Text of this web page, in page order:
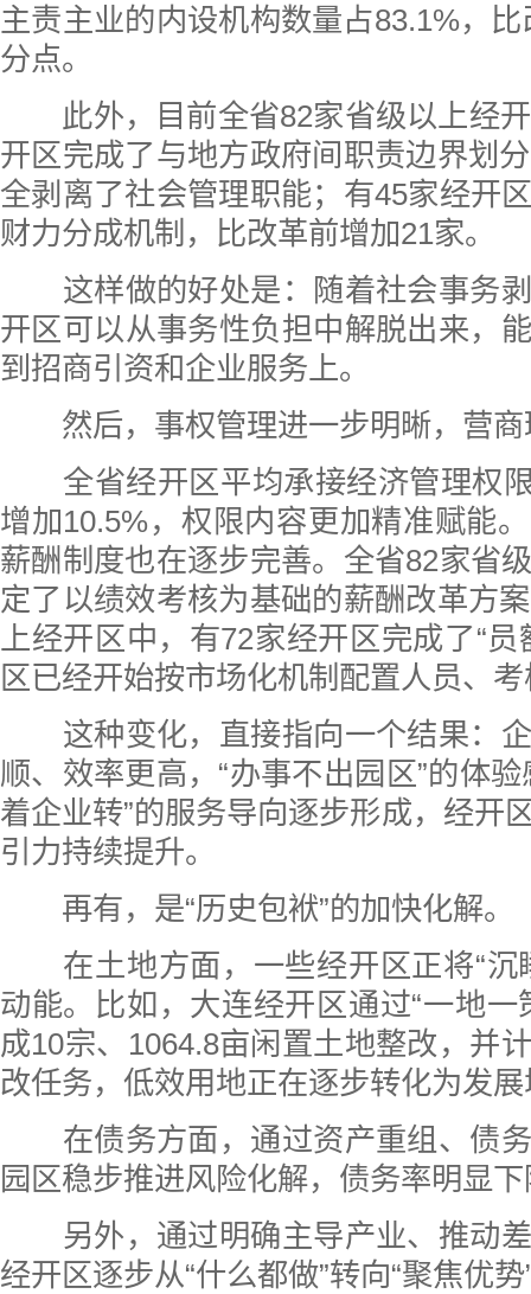
主责主业的内设机构数量占83.1%，
分点。
此外，目前全省82家省级以上经开
开区完成了与地方政府间职责边界划
全剥离了社会管理职能；有45家经开
财力分成机制，比改革前增加21家。
这样做的好处是：随着社会事务剥
开区可以从事务性负担中解脱出来，
到招商引资和企业服务上。
然后，事权管理进一步明晰，营商
全省经开区平均承接经济管理权限
增加10.5%，权限内容更加精准赋能
薪酬制度也在逐步完善。全省82家省
定了以绩效考核为基础的薪酬改革方
上经开区中，有72家经开区完成了“员
区已经开始按市场化机制配置人员、
这种变化，直接指向一个结果：企
顺、效率更高，“办事不出园区”的体
着企业转”的服务导向逐步形成，经开
引力持续提升。
再有，是“历史包袱”的加快化解。
在土地方面，一些经开区正将“沉
动能。比如，大连经开区通过“一地一
成10宗、1064.8亩闲置土地整改，并
改任务，低效用地正在逐步转化为发
在债务方面，通过资产重组、债务
园区稳步推进风险化解，债务率明显
另外，通过明确主导产业、推动差
经开区逐步从“什么都做”转向“聚焦优